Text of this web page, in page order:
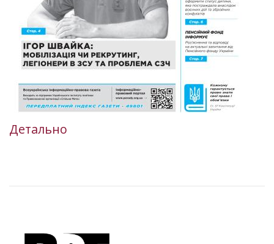
Детально